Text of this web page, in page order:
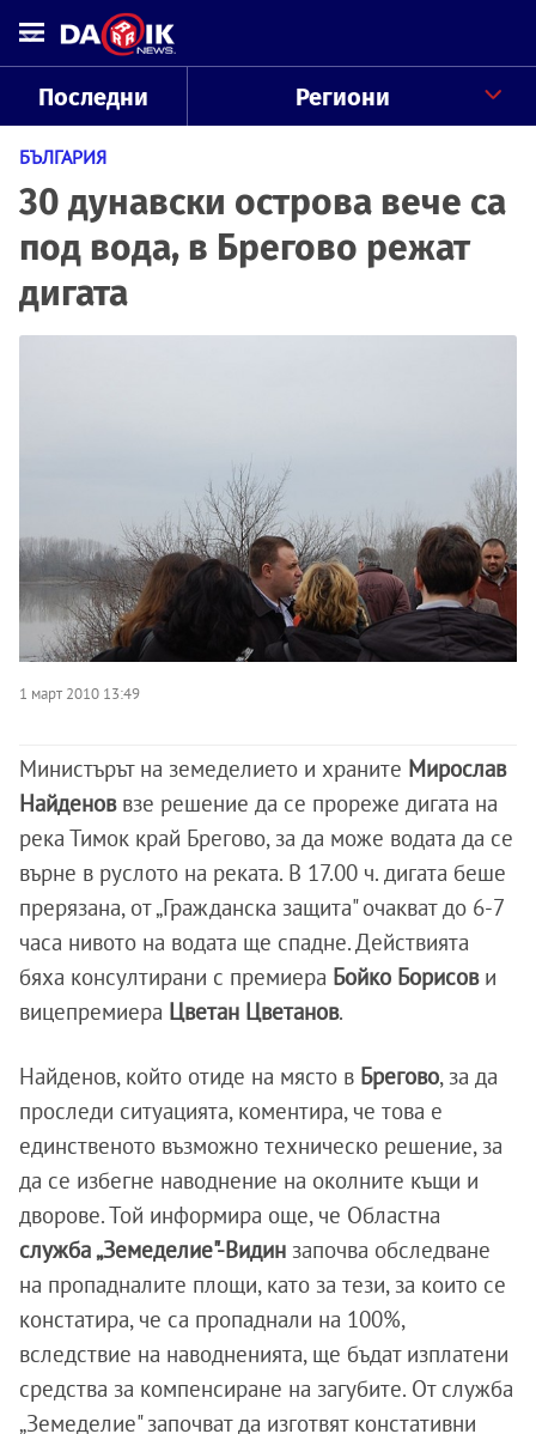
Последни Региони
БЪЛГАРИЯ
30 дунавски острова вече са
под вода, в Брегово режат
дигата
1 март 2010 13:49
Министърът на земеделието и храните Мирослав
Найденоввзе решение да се прореже дигата на
река Тимок край Брегово, за да може водата да се
върне в руслото на реката. В 17.00 ч. дигата беше
прерязана, от „Гражданска защита" очакват до 6-7
часа нивото на водата ще спадне. Действията
бяха консултирани с премиера Бойко Борисови
вицепремиера Цветан Цветанов.
Найденов, който отиде на място в Брегово, за да
проследи ситуацията, коментира, че това е
единственото възможно техническо решение, за
да се избегне наводнение на околните къщи и
дворове. Той информира още, че Областна
служба „Земеделие"-Видин започва обследване
на пропадналите площи, като за тези, за които се
констатира, че са пропаднали на 100%,
вследствие на наводненията, ще бъдат изплатени
средства за компенсиране на загубите. От служба
„Земеделие" започват да изготвят констативни